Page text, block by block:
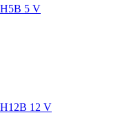
5 V
12 V